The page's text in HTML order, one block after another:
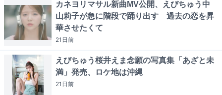
カネヨリマサル新曲MV公開、えびちゅう中
山莉子が急に階段で踊り出す 過去の恋を昇
華させたくて
21日前
えびちゅう桜井えま念願の写真集「あざと未
満」発売、ロケ地は沖縄
21日前